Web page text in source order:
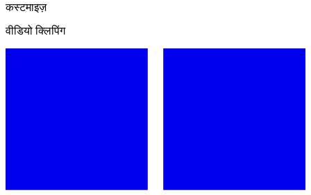
कस्टमाइज़
वीडियो क्लिपिंग